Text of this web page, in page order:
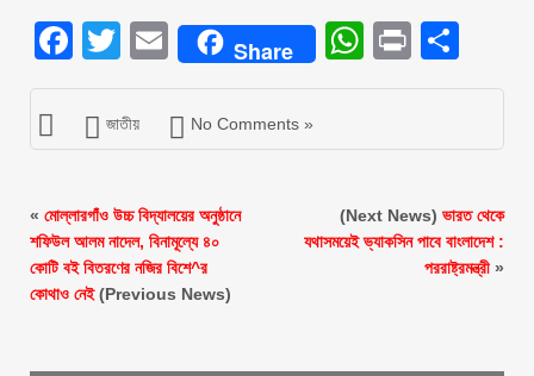
Facebook
Twitter
EmailShare Print
জাতীয় No Comments »
« মোল্লারগাঁও উচ্চ বিদ্যালয়ের অনুষ্ঠানে
শফিউল আলম নাদেল, বিনামূল্যে ৪০
কোটি বই বিতরণের নজির বিশে^র
কোথাও নেই(Previous News)
(Next News) ভারত থেকে
যথাসময়েই ভ্যাকসিন পাবে বাংলাদেশ :
পররাষ্ট্রমন্ত্রী »